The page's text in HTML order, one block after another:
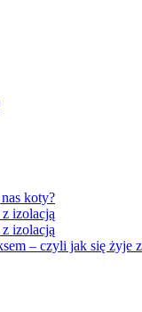
koty?
izolacją
izolacją
– czyli jak się żyje